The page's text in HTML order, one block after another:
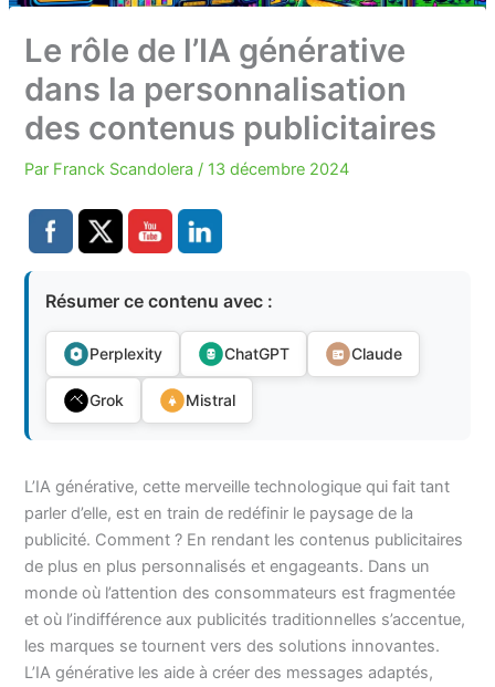
Le rôle de l’IA générative
dans la personnalisation
des contenus publicitaires
Par Franck Scandolera / 13 décembre 2024
Résumer ce contenu avec :
Perplexity ChatGPT Claude
Grok Mistral
L’IA générative, cette merveille technologique qui fait tant
parler d’elle, est en train de redéfinir le paysage de la
publicité. Comment ? En rendant les contenus publicitaires
de plus en plus personnalisés et engageants. Dans un
monde où l’attention des consommateurs est fragmentée
et où l’indifférence aux publicités traditionnelles s’accentue,
les marques se tournent vers des solutions innovantes.
L’IA générative les aide à créer des messages adaptés,